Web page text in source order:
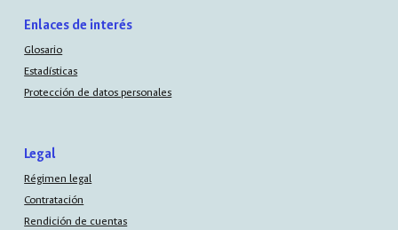
Enlaces de interés
Glosario
Estadísticas
Protección de datos personales
Legal
Régimen legal
Contratación
Rendición de cuentas